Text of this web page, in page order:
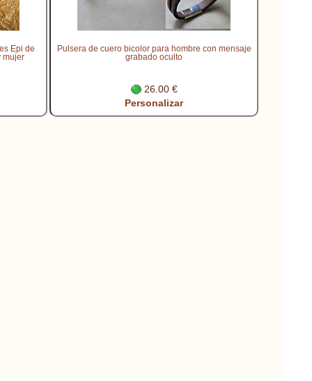
Epi de
mujer
Pulsera de cuero bicolor para hombre con mensaje
grabado oculto
26.00 €
Personalizar